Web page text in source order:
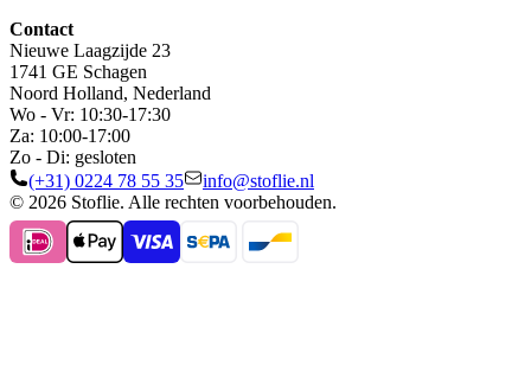
Contact
Nieuwe Laagzijde 23
1741 GE Schagen
Noord Holland, Nederland
Wo - Vr: 10:30-17:30
Za: 10:00-17:00
Zo - Di: gesloten
(+31) 0224 78 55 35
info@stoflie.nl
© 2026 Stoflie. Alle rechten voorbehouden.